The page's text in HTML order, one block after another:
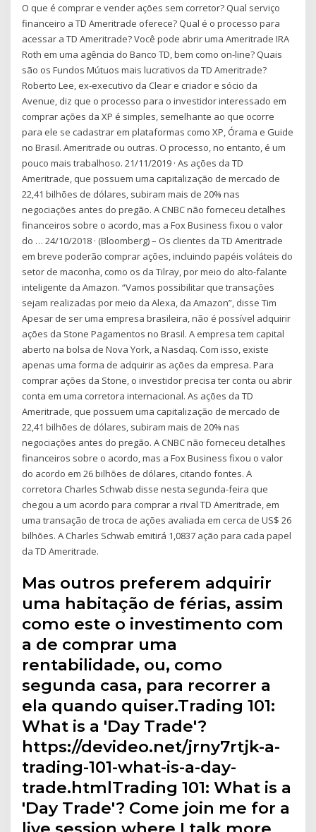
O que é comprar e vender ações sem corretor? Qual serviço
financeiro a TD Ameritrade oferece? Qual é o processo para
acessar a TD Ameritrade? Você pode abrir uma Ameritrade IRA
Roth em uma agência do Banco TD, bem como on-line? Quais
são os Fundos Mútuos mais lucrativos da TD Ameritrade?
Roberto Lee, ex-executivo da Clear e criador e sócio da
Avenue, diz que o processo para o investidor interessado em
comprar ações da XP é simples, semelhante ao que ocorre
para ele se cadastrar em plataformas como XP, Órama e Guide
no Brasil. Ameritrade ou outras. O processo, no entanto, é um
pouco mais trabalhoso. 21/11/2019 · As ações da TD
Ameritrade, que possuem uma capitalização de mercado de
22,41 bilhões de dólares, subiram mais de 20% nas
negociações antes do pregão. A CNBC não forneceu detalhes
financeiros sobre o acordo, mas a Fox Business fixou o valor
do … 24/10/2018 · (Bloomberg) – Os clientes da TD Ameritrade
em breve poderão comprar ações, incluindo papéis voláteis do
setor de maconha, como os da Tilray, por meio do alto-falante
inteligente da Amazon. “Vamos possibilitar que transações
sejam realizadas por meio da Alexa, da Amazon”, disse Tim
Apesar de ser uma empresa brasileira, não é possível adquirir
ações da Stone Pagamentos no Brasil. A empresa tem capital
aberto na bolsa de Nova York, a Nasdaq. Com isso, existe
apenas uma forma de adquirir as ações da empresa. Para
comprar ações da Stone, o investidor precisa ter conta ou abrir
conta em uma corretora internacional. As ações da TD
Ameritrade, que possuem uma capitalização de mercado de
22,41 bilhões de dólares, subiram mais de 20% nas
negociações antes do pregão. A CNBC não forneceu detalhes
financeiros sobre o acordo, mas a Fox Business fixou o valor
do acordo em 26 bilhões de dólares, citando fontes. A
corretora Charles Schwab disse nesta segunda-feira que
chegou a um acordo para comprar a rival TD Ameritrade, em
uma transação de troca de ações avaliada em cerca de US$ 26
bilhões. A Charles Schwab emitirá 1,0837 ação para cada papel
da TD Ameritrade.
Mas outros preferem adquirir
uma habitação de férias, assim
como este o investimento com
a de comprar uma
rentabilidade, ou, como
segunda casa, para recorrer a
ela quando quiser.Trading 101:
What is a 'Day Trade'?
https://devideo.net/jrny7rtjk-a-
trading-101-what-is-a-day-
trade.htmlTrading 101: What is a
'Day Trade'? Come join me for a